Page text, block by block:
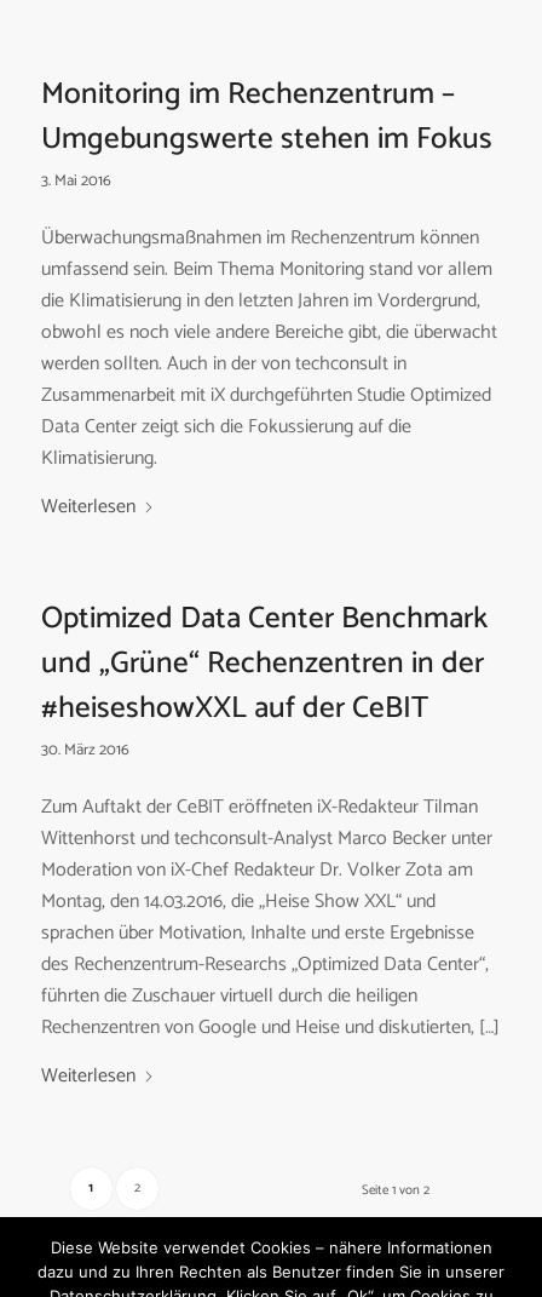
Monitoring im Rechenzentrum –
Umgebungswerte stehen im Fokus
3. Mai 2016
Überwachungsmaßnahmen im Rechenzentrum können
umfassend sein. Beim Thema Monitoring stand vor allem
die Klimatisierung in den letzten Jahren im Vordergrund,
obwohl es noch viele andere Bereiche gibt, die überwacht
werden sollten. Auch in der von techconsult in
Zusammenarbeit mit iX durchgeführten Studie Optimized
Data Center zeigt sich die Fokussierung auf die
Klimatisierung.
Weiterlesen
Optimized Data Center Benchmark
und „Grüne“ Rechenzentren in der
#heiseshowXXL auf der CeBIT
30. März 2016
Zum Auftakt der CeBIT eröffneten iX-Redakteur Tilman
Wittenhorst und techconsult-Analyst Marco Becker unter
Moderation von iX-Chef Redakteur Dr. Volker Zota am
Montag, den 14.03.2016, die „Heise Show XXL“ und
sprachen über Motivation, Inhalte und erste Ergebnisse
des Rechenzentrum-Researchs „Optimized Data Center“,
führten die Zuschauer virtuell durch die heiligen
Rechenzentren von Google und Heise und diskutierten, […]
Weiterlesen
Seite 1 von 2
1 2
Diese Website verwendet Cookies – nähere Informationen
dazu und zu Ihren Rechten als Benutzer finden Sie in unserer